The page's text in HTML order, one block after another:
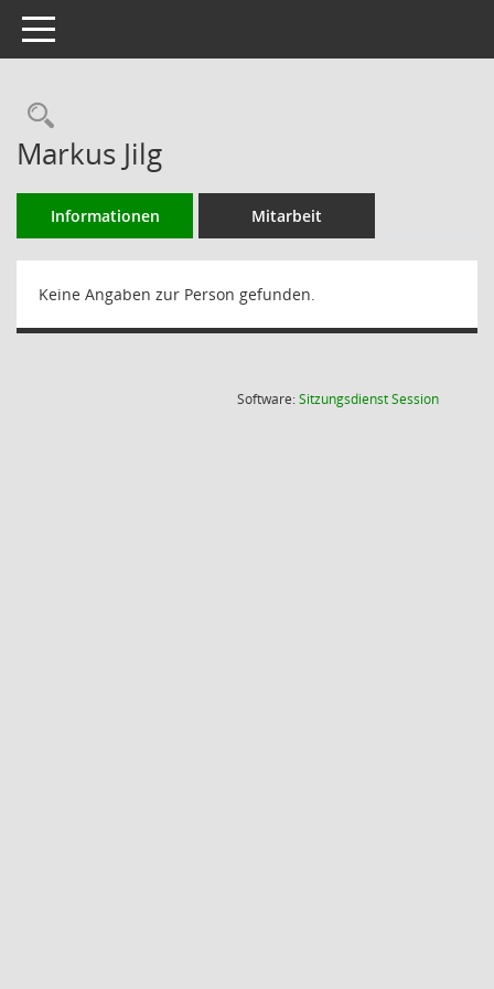
Toggle navigation
Rechercheauswahl
Markus Jilg
Informationen Mitarbeit
Keine Angaben zur Person gefunden.
Software:SitzungsdienstSession(Wird in